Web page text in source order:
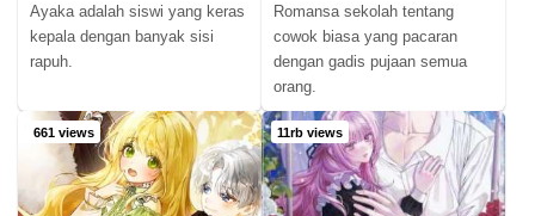
Ayaka adalah siswi yang keras
kepala dengan banyak sisi
rapuh.
Romansa sekolah tentang
cowok biasa yang pacaran
dengan gadis pujaan semua
orang.
661 views 11rb views